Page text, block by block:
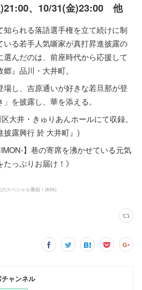
、10/31(金)23:00 他
知られる落語選手権を立て続けに制
いる若手人気噺家が真打昇進披露の
選んだのは、前座時代から応援して
』品川・大井町。
場し、吉原通いが好きな若旦那が登
を披露し、華を添える。
大井・きゅりあんホールにて収録。
披露興行 於 大井町』)
】巷の寄席を沸かせている元気
っぷりお届け！》
のスペシャル番組！ (656)
ャンネル